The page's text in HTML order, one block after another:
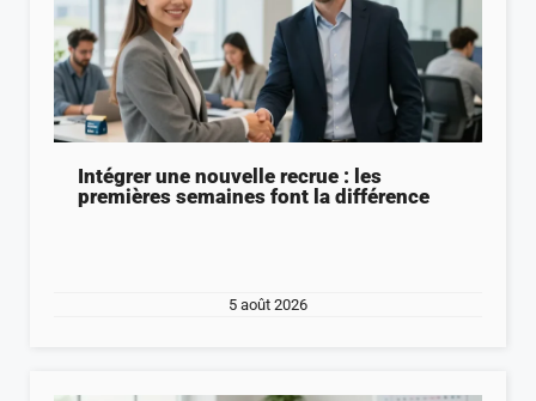
Intégrer une nouvelle recrue : les
premières semaines font la différence
5 août 2026